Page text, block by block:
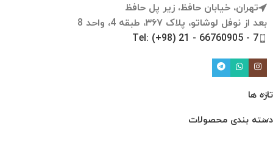
تهران، خیابان حافظ، زیر پل حافظ
بعد از نوفل لوشاتو، پلاک ۳۶۷، طبقه 4، واحد 8
Tel: (+98) 21 - 66760905 - 7
تازه ها
دسته بندی محصولات